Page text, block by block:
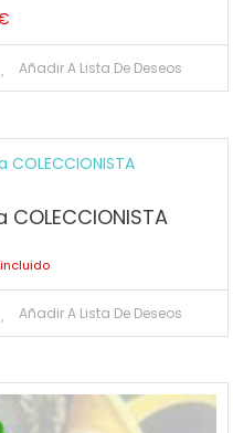
Añadir A Lista De Deseos
Añadir A Lista De Deseos